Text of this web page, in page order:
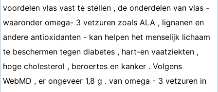
voordelen vlas vast te stellen , de onderdelen van vlas -
waaronder omega- 3 vetzuren zoals ALA , lignanen en
andere antioxidanten - kan helpen het menselijk lichaam
te beschermen tegen diabetes , hart-en vaatziekten ,
hoge cholesterol , beroertes en kanker . Volgens
WebMD , er ongeveer 1,8 g . van omega - 3 vetzuren in